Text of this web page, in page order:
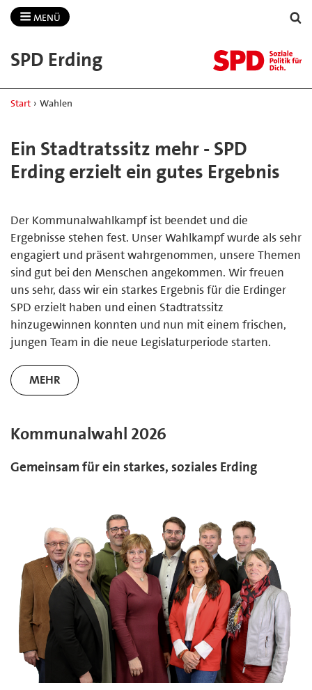
MENÜ
SPD Erding
Start › Wahlen
Ein Stadtratssitz mehr - SPD
Erding erzielt ein gutes Ergebnis
Der Kommunalwahlkampf ist beendet und die
Ergebnisse stehen fest. Unser Wahlkampf wurde als sehr
engagiert und präsent wahrgenommen, unsere Themen
sind gut bei den Menschen angekommen. Wir freuen
uns sehr, dass wir ein starkes Ergebnis für die Erdinger
SPD erzielt haben und einen Stadtratssitz
hinzugewinnen konnten und nun mit einem frischen,
jungen Team in die neue Legislaturperiode starten.
MEHR
Kommunalwahl 2026
Gemeinsam für ein starkes, soziales Erding